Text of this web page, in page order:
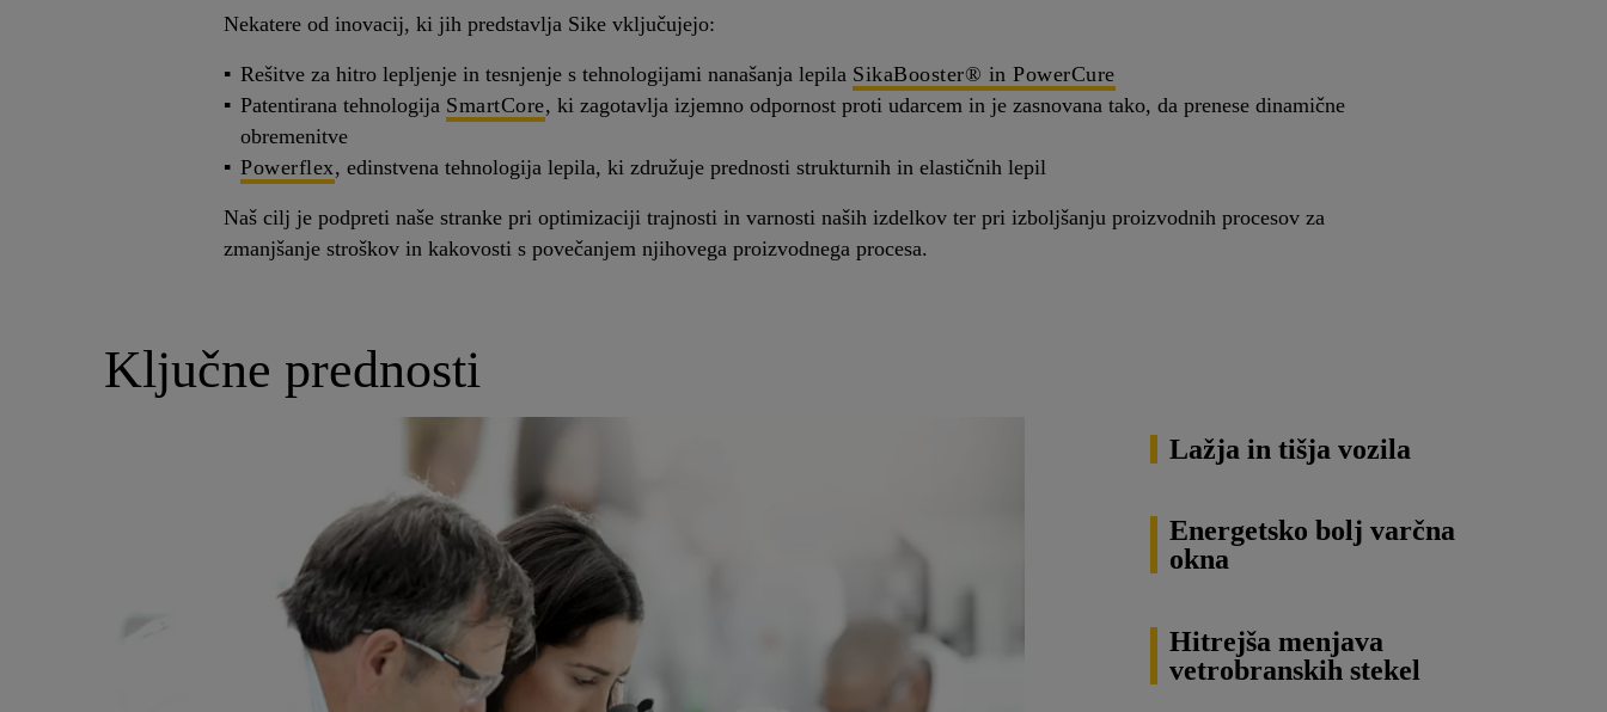
Nekatere od inovacij, ki jih predstavlja Sike vključujejo:
Rešitve za hitro lepljenje in tesnjenje s tehnologijami nanašanja lepila SikaBooster® in PowerCure
Patentirana tehnologija SmartCore, ki zagotavlja izjemno odpornost proti udarcem in je zasnovana tako, da prenese dinamične
obremenitve
Powerflex, edinstvena tehnologija lepila, ki združuje prednosti strukturnih in elastičnih lepil
Naš cilj je podpreti naše stranke pri optimizaciji trajnosti in varnosti naših izdelkov ter pri izboljšanju proizvodnih procesov za
zmanjšanje stroškov in kakovosti s povečanjem njihovega proizvodnega procesa.
Ključne prednosti
Lažja in tišja vozila
Energetsko bolj varčna
okna
Hitrejša menjava
vetrobranskih stekel